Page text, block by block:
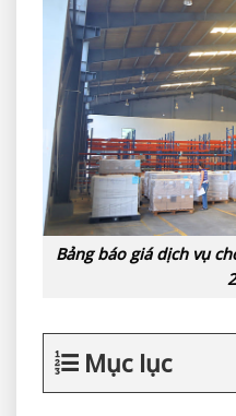
Bảng báo giá dịch vụ
Mục lục